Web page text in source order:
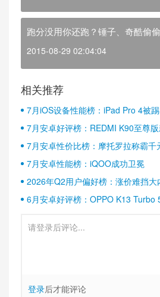
跑分没用你还跑？锤子、奇酷偷
2015-08-29 02:04:04
相关推荐
7月iOS设备性能榜：iPad Pro 4被
7月安卓好评榜：REDMI K90至尊
半壁江山
7月安卓性价比榜：摩托罗拉称霸
7月安卓性能榜：iQOO成功卫冕
2026年Q2用户偏好榜：涨价难挡大
6月安卓好评榜：OPPO K13 Turbo
登录后才能评论